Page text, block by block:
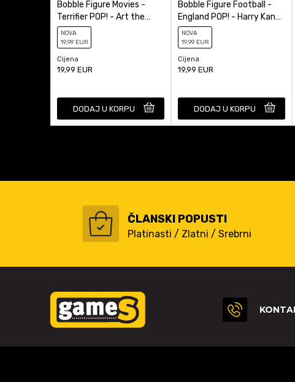
Bobble Figure Movies -
Terrifier POP! - Art the
Clown (Shelf Sitter) #2011
NOVA
19,99 EUR
Cijena
19,99 EUR
DODAJ U KORPU
Bobble Figure Football -
England POP! - Harry Kane
#85
NOVA
19,99 EUR
Cijena
19,99 EUR
DODAJ U KORPU
ČLANSKI POPUSTI
Platinasti / Zlatni / Srebrni